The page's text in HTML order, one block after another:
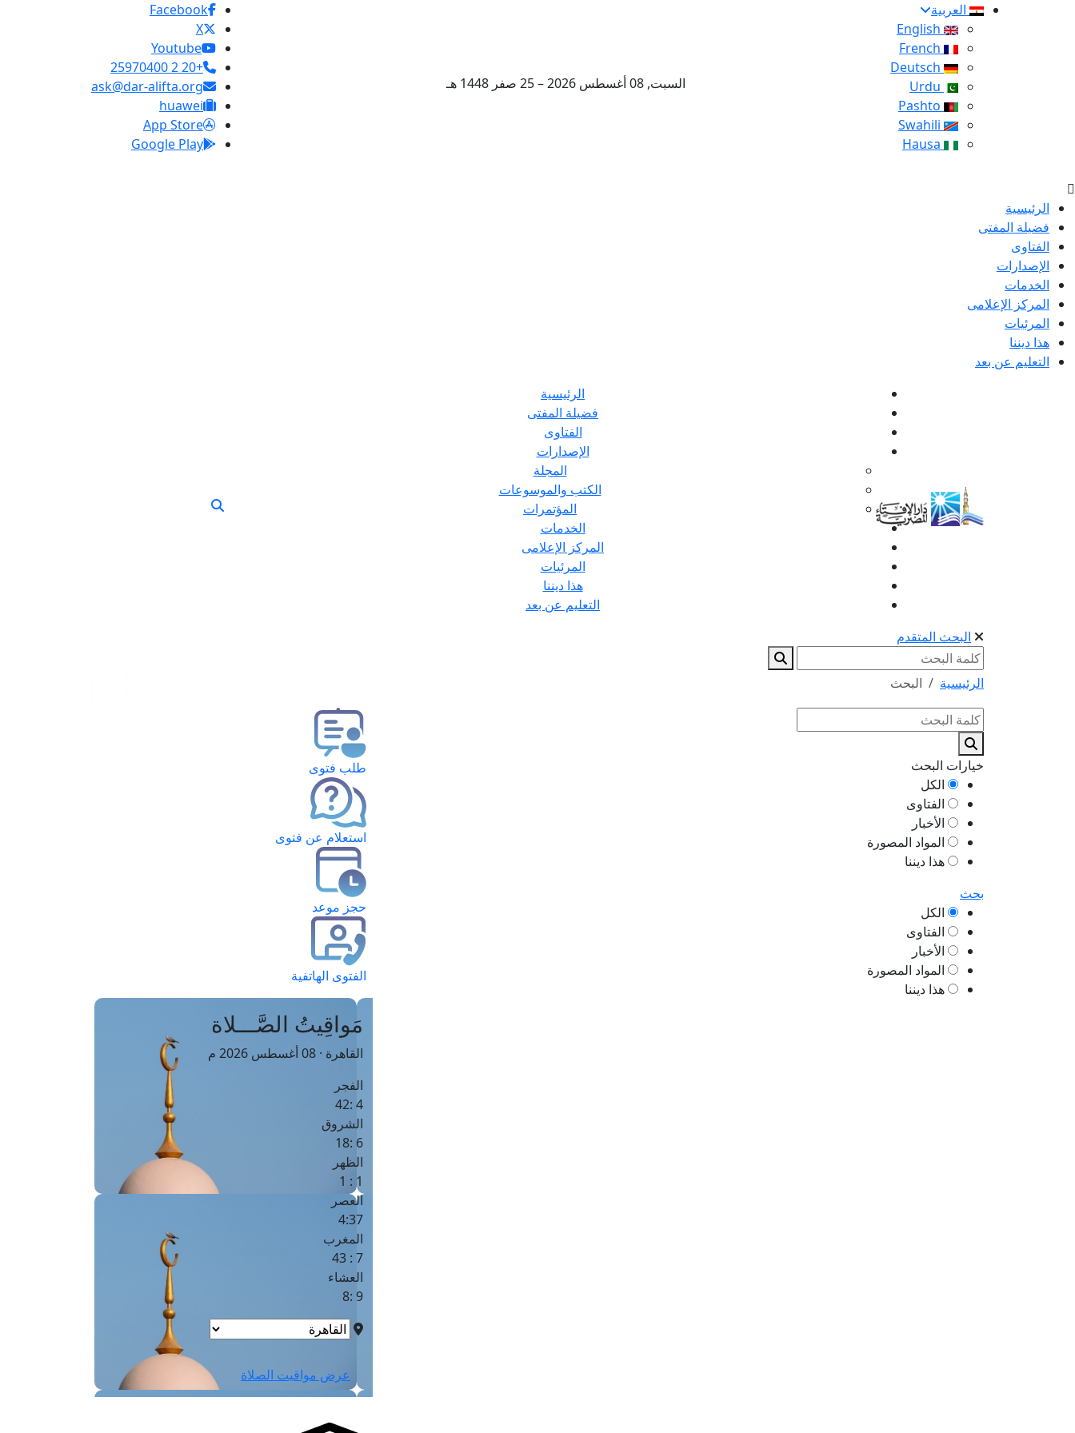
العربية
السبت, 08 أغسطس 2026 – 25 صفر 1448 هـ
Facebook
X
Youtube
+20 2 25970400
ask@dar-alifta.org
huawei
App Store
Google Play
الرئيسية
فضيلة المفتى
الفتاوى
الإصدارات
الخدمات
المركز الإعلامى
المرئيات
هذا ديننا
التعليم عن بعد
الرئيسية
فضيلة المفتى
الفتاوى
الإصدارات
المجلة
الكتب والموسوعات
المؤتمرات
الخدمات
المركز الإعلامى
المرئيات
هذا ديننا
التعليم عن بعد
البحث المتقدم
الرئيسية البحث
خيارات البحث
الكل
الفتاوى
الأخبار
المواد المصورة
هذا ديننا
بحث
الكل
الفتاوى
الأخبار
المواد المصورة
هذا ديننا
طلب فتوى
استعلام عن فتوى
حجز موعد
الفتوى الهاتفية
مَواقِيتُ الصَّـــلاة
القاهرة · 08 أغسطس 2026 م
الفجر
4 :42
الشروق
6 :18
الظهر
1 : 1
العصر
4:37
المغرب
7 : 43
العشاء
9 :8
عرض مواقيت الصلاة